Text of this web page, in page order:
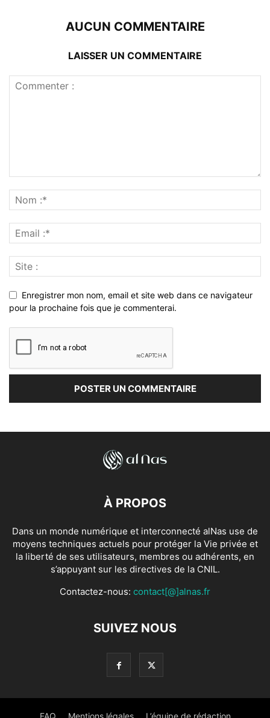
AUCUN COMMENTAIRE
LAISSER UN COMMENTAIRE
Enregistrer mon nom, email et site web dans ce navigateur
pour la prochaine fois que je commenterai.
À PROPOS
Dans un monde numérique et interconnecté alNas use de
moyens techniques actuels pour protéger la Vie privée et
la liberté de ses utilisateurs, membres ou adhérents, en
s’appuyant sur les directives de la CNIL.
Contactez-nous: contact[@]alnas.fr
SUIVEZ NOUS
FAQ Mentions légales L’équipe de rédaction